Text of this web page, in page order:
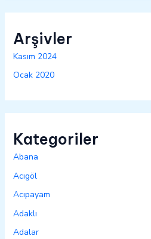
Arşivler
Kasım 2024
Ocak 2020
Kategoriler
Abana
Acıgöl
Acıpayam
Adaklı
Adalar